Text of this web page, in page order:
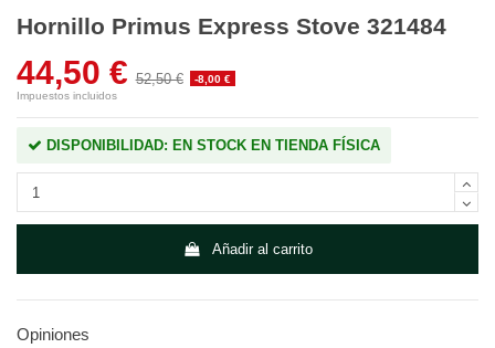
Hornillo Primus Express Stove 321484
44,50 € 52,50 €
-8,00 €
Impuestos incluidos
DISPONIBILIDAD: EN STOCK EN TIENDA FÍSICA
Añadir al carrito
Opiniones